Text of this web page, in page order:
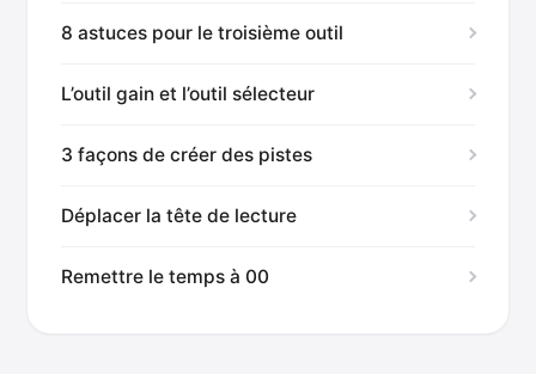
8 astuces pour le troisième outil
L’outil gain et l’outil sélecteur
3 façons de créer des pistes
Déplacer la tête de lecture
Remettre le temps à 00